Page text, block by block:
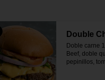
Double
Doble carne
Beef, doble
pepinillos,